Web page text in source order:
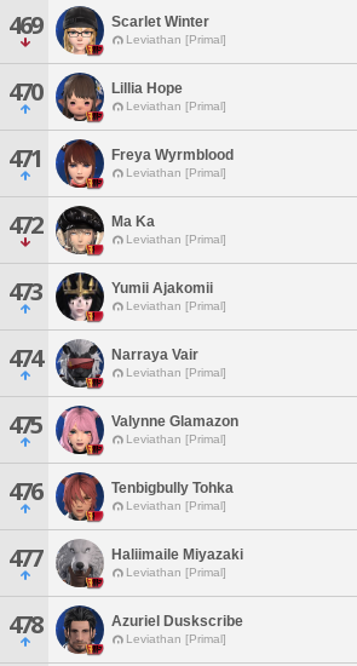
469 Scarlet Winter
Leviathan [Primal]
470 Lillia Hope
Leviathan [Primal]
471 Freya Wyrmblood
Leviathan [Primal]
472 Ma Ka
Leviathan [Primal]
473 Yumii Ajakomii
Leviathan [Primal]
474 Narraya Vair
Leviathan [Primal]
475 Valynne Glamazon
Leviathan [Primal]
476 Tenbigbully Tohka
Leviathan [Primal]
477 Haliimaile Miyazaki
Leviathan [Primal]
478 Azuriel Duskscribe
Leviathan [Primal]